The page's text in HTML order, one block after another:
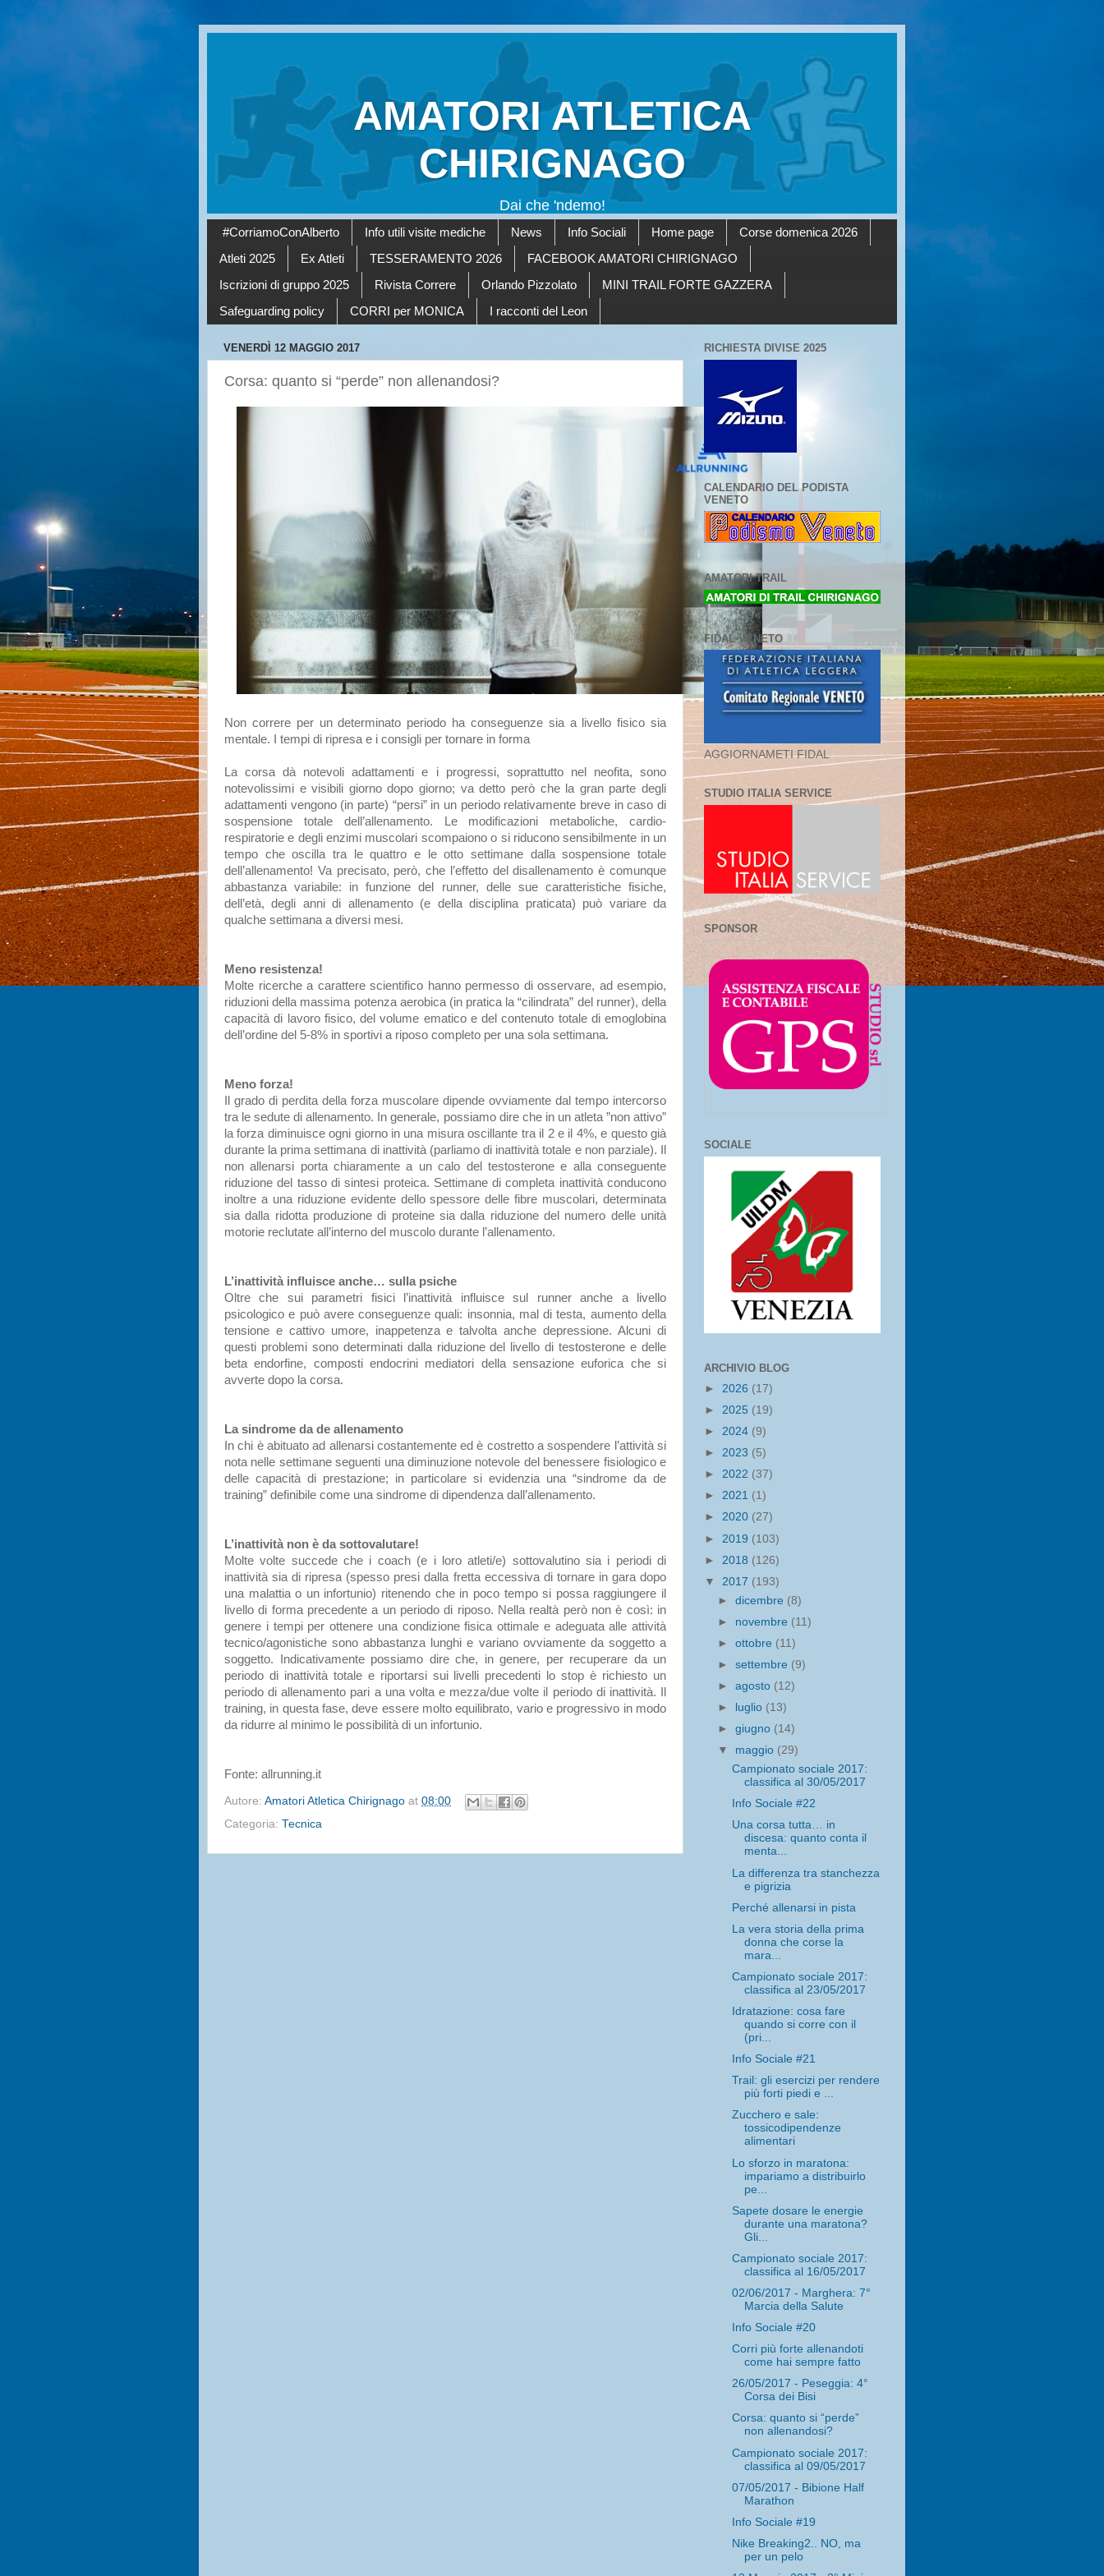
AMATORI ATLETICA
CHIRIGNAGO
Dai che 'ndemo!
#CorriamoConAlberto Info utili visite mediche News Info Sociali Home page
Corse domenica 2026
Atleti 2025
Ex Atleti TESSERAMENTO 2026
FACEBOOK AMATORI CHIRIGNAGO
Iscrizioni di gruppo 2025
Rivista Correre Orlando Pizzolato
MINI TRAIL FORTE GAZZERA
Safeguarding policy
CORRI per MONICA I racconti del Leon
VENERDÌ 12 MAGGIO 2017
Corsa: quanto si “perde” non allenandosi?
Non correre per un determinato periodo ha conseguenze sia a livello fisico sia
mentale. I tempi di ripresa e i consigli per tornare in forma
La corsa dà notevoli adattamenti e i progressi, soprattutto nel neofita, sono
notevolissimi e visibili giorno dopo giorno; va detto però che la gran parte degli
adattamenti vengono (in parte) “persi” in un periodo relativamente breve in caso di
sospensione totale dell’allenamento. Le modificazioni metaboliche, cardio-
respiratorie e degli enzimi muscolari scompaiono o si riducono sensibilmente in un
tempo che oscilla tra le quattro e le otto settimane dalla sospensione totale
dell’allenamento! Va precisato, però, che l’effetto del disallenamento è comunque
abbastanza variabile: in funzione del runner, delle sue caratteristiche fisiche,
dell’età, degli anni di allenamento (e della disciplina praticata) può variare da
qualche settimana a diversi mesi.
Meno resistenza!
Molte ricerche a carattere scientifico hanno permesso di osservare, ad esempio,
riduzioni della massima potenza aerobica (in pratica la “cilindrata” del runner), della
capacità di lavoro fisico, del volume ematico e del contenuto totale di emoglobina
dell’ordine del 5-8% in sportivi a riposo completo per una sola settimana.
Meno forza!
Il grado di perdita della forza muscolare dipende ovviamente dal tempo intercorso
tra le sedute di allenamento. In generale, possiamo dire che in un atleta ”non attivo”
la forza diminuisce ogni giorno in una misura oscillante tra il 2 e il 4%, e questo già
durante la prima settimana di inattività (parliamo di inattività totale e non parziale). Il
non allenarsi porta chiaramente a un calo del testosterone e alla conseguente
riduzione del tasso di sintesi proteica. Settimane di completa inattività conducono
inoltre a una riduzione evidente dello spessore delle fibre muscolari, determinata
sia dalla ridotta produzione di proteine sia dalla riduzione del numero delle unità
motorie reclutate all’interno del muscolo durante l’allenamento.
L’inattività influisce anche… sulla psiche
Oltre che sui parametri fisici l’inattività influisce sul runner anche a livello
psicologico e può avere conseguenze quali: insonnia, mal di testa, aumento della
tensione e cattivo umore, inappetenza e talvolta anche depressione. Alcuni di
questi problemi sono determinati dalla riduzione del livello di testosterone e delle
beta endorfine, composti endocrini mediatori della sensazione euforica che si
avverte dopo la corsa.
La sindrome da de allenamento
In chi è abituato ad allenarsi costantemente ed è costretto a sospendere l’attività si
nota nelle settimane seguenti una diminuzione notevole del benessere fisiologico e
delle capacità di prestazione; in particolare si evidenzia una “sindrome da de
training” definibile come una sindrome di dipendenza dall’allenamento.
L’inattività non è da sottovalutare!
Molte volte succede che i coach (e i loro atleti/e) sottovalutino sia i periodi di
inattività sia di ripresa (spesso presi dalla fretta eccessiva di tornare in gara dopo
una malattia o un infortunio) ritenendo che in poco tempo si possa raggiungere il
livello di forma precedente a un periodo di riposo. Nella realtà però non è così: in
genere i tempi per ottenere una condizione fisica ottimale e adeguata alle attività
tecnico/agonistiche sono abbastanza lunghi e variano ovviamente da soggetto a
soggetto. Indicativamente possiamo dire che, in genere, per recuperare da un
periodo di inattività totale e riportarsi sui livelli precedenti lo stop è richiesto un
periodo di allenamento pari a una volta e mezza/due volte il periodo di inattività. Il
training, in questa fase, deve essere molto equilibrato, vario e progressivo in modo
da ridurre al minimo le possibilità di un infortunio.
Fonte: allrunning.it
Autore: Amatori Atletica Chirignago at 08:00
Categoria: Tecnica
RICHIESTA DIVISE 2025
CALENDARIO DEL PODISTA
VENETO
AMATORI TRAIL
FIDAL VENETO
AGGIORNAMETI FIDAL
STUDIO ITALIA SERVICE
SPONSOR
SOCIALE
ARCHIVIO BLOG
► 2026 (17)
► 2025 (19)
► 2024 (9)
► 2023 (5)
► 2022 (37)
► 2021 (1)
► 2020 (27)
► 2019 (103)
► 2018 (126)
▼ 2017 (193)
►dicembre (8)
► novembre (11)
►ottobre (11)
►settembre (9)
►agosto (12)
►
luglio (13)
►giugno (14)
▼ maggio (29)
Campionato sociale 2017:
classifica al 30/05/2017
Info Sociale #22
Una corsa tutta… in
discesa: quanto conta il
menta...
La differenza tra stanchezza
e pigrizia
Perché allenarsi in pista
La vera storia della prima
donna che corse la
mara...
Campionato sociale 2017:
classifica al 23/05/2017
Idratazione: cosa fare
quando si corre con il
(pri...
Info Sociale #21
Trail: gli esercizi per rendere
più forti piedi e ...
Zucchero e sale:
tossicodipendenze
alimentari
Lo sforzo in maratona:
impariamo a distribuirlo
pe...
Sapete dosare le energie
durante una maratona?
Gli...
Campionato sociale 2017:
classifica al 16/05/2017
02/06/2017 - Marghera: 7°
Marcia della Salute
Info Sociale #20
Corri più forte allenandoti
come hai sempre fatto
26/05/2017 - Peseggia: 4°
Corsa dei Bisi
Corsa: quanto si “perde”
non allenandosi?
Campionato sociale 2017:
classifica al 09/05/2017
07/05/2017 - Bibione Half
Marathon
Info Sociale #19
Nike Breaking2.. NO, ma
per un pelo